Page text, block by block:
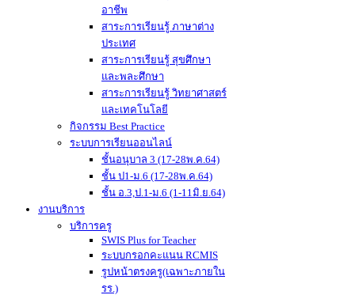
อาชีพ
สาระการเรียนรู้ ภาษาต่าง
ประเทศ
สาระการเรียนรู้ สุขศึกษา
และพละศึกษา
สาระการเรียนรู้ วิทยาศาสตร์
และเทคโนโลยี
กิจกรรม Best Practice
ระบบการเรียนออนไลน์
ชั้นอนุบาล 3 (17-28พ.ค.64)
ชั้น ป1-ม.6 (17-28พ.ค.64)
ชั้น อ.3,ป.1-ม.6 (1-11มิ.ย.64)
งานบริการ
บริการครู
SWIS Plus for Teacher
ระบบกรอกคะแนน RCMIS
รูปหน้าตรงครู(เฉพาะภายใน
รร.)